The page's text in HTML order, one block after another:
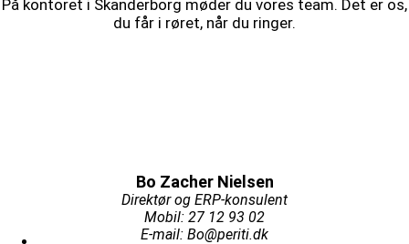
På kontoret i Skanderborg møder du vores team. Det er os,
du får i røret, når du ringer.
Bo Zacher Nielsen
Direktør og ERP-konsulent
Mobil: 27 12 93 02
E-mail: Bo@periti.dk